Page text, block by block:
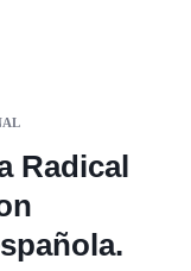
Radical